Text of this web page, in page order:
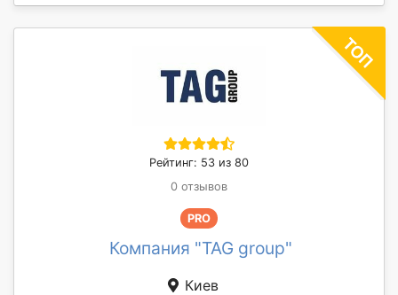
Рейтинг: 53 из 80
0 отзывов
PRO
Компания "TAG group"
Киев